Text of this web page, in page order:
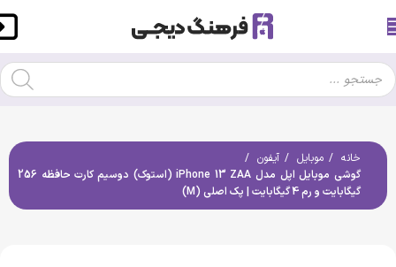
خانه موبایل
آیفون
گوشی موبایل اپل مدل iPhone 13 ZAA (استوک) دوسیم کارت حافظه 256
گیگابایت و رم 4 گیگابایت | پک اصلی (M)